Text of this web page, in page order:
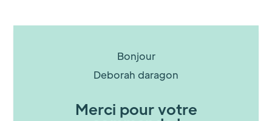
Bonjour
Deborah daragon
Merci pour votre